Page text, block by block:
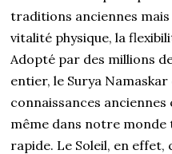
traditions anciennes
vitalité physique, la
Adopté par des millions
entier, le Surya
connaissances
même dans notre
rapide. Le Soleil, en